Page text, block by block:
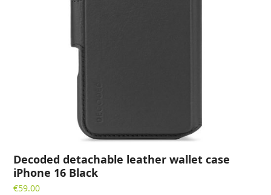
Decoded detachable leather wallet case
iPhone 16 Black
€59.00